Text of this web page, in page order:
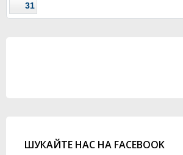
31
ШУКАЙТЕ НАС НА FACEBOOK